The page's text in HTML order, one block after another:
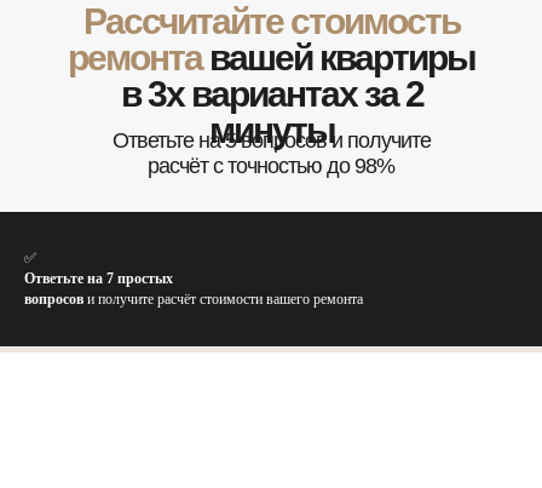
Рассчитайте стоимость
ремонтавашей квартиры
в 3х вариантах за 2
минуты
Ответьте на 5 вопросов и получите
расчёт с точностью до 98%
✅
Ответьте на 7 простых
вопросов и получите расчёт стоимости вашего ремонта